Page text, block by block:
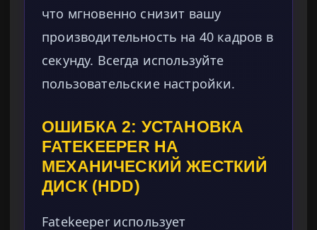
что мгновенно снизит вашу
производительность на 40 кадров в
секунду. Всегда используйте
пользовательские настройки.
ОШИБКА 2: УСТАНОВКА
FATEKEEPER НА
МЕХАНИЧЕСКИЙ ЖЕСТКИЙ
ДИСК (HDD)
Fatekeeper использует